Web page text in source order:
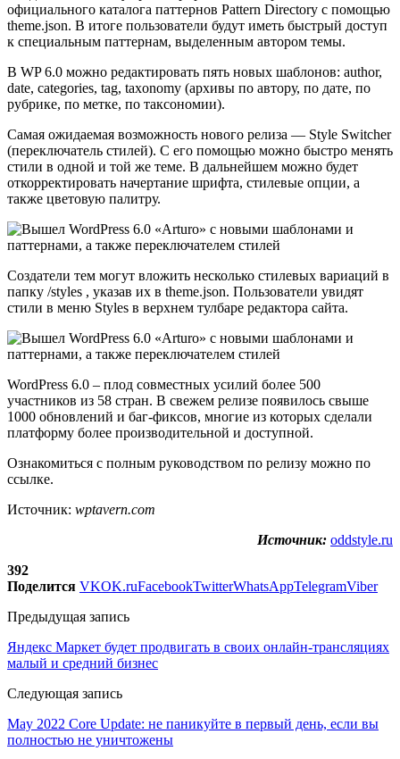
официального каталога паттернов Pattern Directory с помощью
theme.json. В итоге пользователи будут иметь быстрый доступ
к специальным паттернам, выделенным автором темы.
В WP 6.0 можно редактировать пять новых шаблонов: author,
date, categories, tag, taxonomy (архивы по автору, по дате, по
рубрике, по метке, по таксономии).
Самая ожидаемая возможность нового релиза — Style Switcher
(переключатель стилей). С его помощью можно быстро менять
стили в одной и той же теме. В дальнейшем можно будет
откорректировать начертание шрифта, стилевые опции, а
также цветовую палитру.
Создатели тем могут вложить несколько стилевых вариаций в
папку /styles , указав их в theme.json. Пользователи увидят
стили в меню Styles в верхнем тулбаре редактора сайта.
WordPress 6.0 – плод совместных усилий более 500
участников из 58 стран. В свежем релизе появилось свыше
1000 обновлений и баг-фиксов, многие из которых сделали
платформу более производительной и доступной.
Ознакомиться с полным руководством по релизу можно по
ссылке.
Источник: wptavern.com
Источник: oddstyle.ru
392
Поделится VKOK.ruFacebookTwitterWhatsAppTelegramViber
Предыдущая запись
Яндекс Маркет будет продвигать в своих онлайн-трансляциях
малый и средний бизнес
Следующая запись
May 2022 Core Update: не паникуйте в первый день, если вы
полностью не уничтожены